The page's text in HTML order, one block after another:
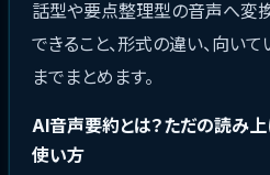
話型や要点整理型の音声へ変
できること、形式の違い、向い
までまとめます。
AI音声要約とは？ただの読み
使い方